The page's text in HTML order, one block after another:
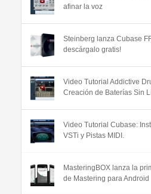
afinar la voz
Steinberg lanza Cubase
descárgalo gratis!
Video Tutorial Addictive
Creación de Baterías Sin
Video Tutorial Cubase:
VSTi y Pistas MIDI.
MasteringBOX lanza la
de Mastering para Android